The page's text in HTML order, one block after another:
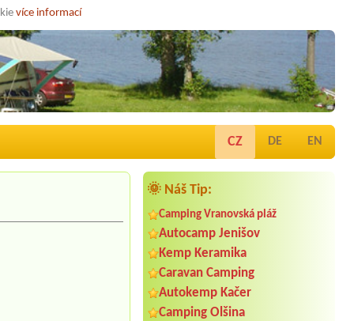
více informací
CZ DE EN
🌞 Náš Tip:
Camping Vranovská pláž
Autocamp Jenišov
Kemp Keramika
Caravan Camping
Autokemp Kačer
Camping Olšina